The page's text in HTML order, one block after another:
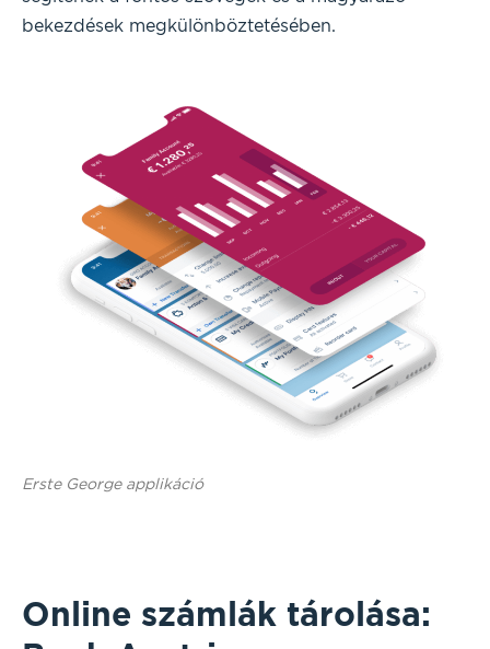
bekezdések megkülönböztetésében.
Erste George applikáció
Online számlák tárolása: